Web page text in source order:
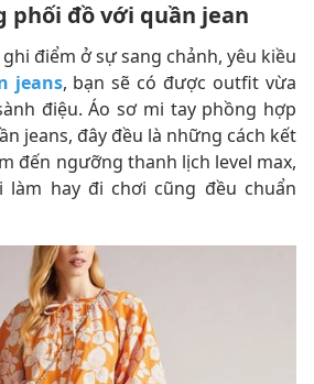
phối đồ với quần jean
ghi điểm ở sự sang chảnh, yêu kiều
jeans, bạn sẽ có được outfit vừa
điệu. Áo sơ mi tay phồng hợp
jeans, đây đều là những cách kết
đến ngưỡng thanh lịch level max,
làm hay đi chơi cũng đều chuẩn